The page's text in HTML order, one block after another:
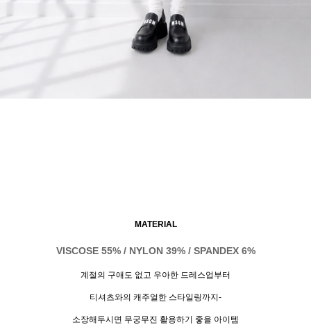
MATERIAL
VISCOSE 55% / NYLON 39% / SPANDEX 6%
계절의 구애도 없고 우아한 드레스업부터
티셔츠와의 캐주얼한 스타일링까지-
소장해두시면 무궁무진 활용하기 좋을 아이템